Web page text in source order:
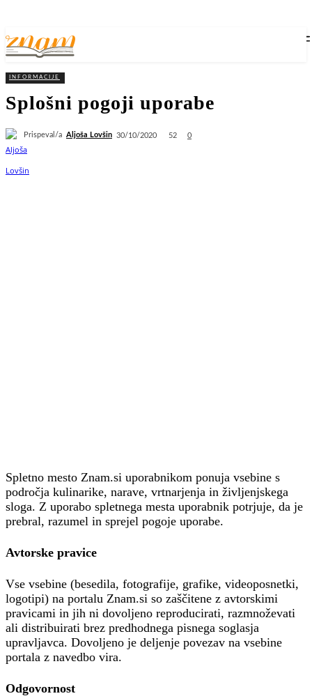
INFORMACIJE
Splošni pogoji uporabe
Prispeval/a Aljoša Lovšin 30/10/2020 52 0
Spletno mesto Znam.si uporabnikom ponuja vsebine s
področja kulinarike, narave, vrtnarjenja in življenjskega
sloga. Z uporabo spletnega mesta uporabnik potrjuje, da je
prebral, razumel in sprejel pogoje uporabe.
Avtorske pravice
Vse vsebine (besedila, fotografije, grafike, videoposnetki,
logotipi) na portalu Znam.si so zaščitene z avtorskimi
pravicami in jih ni dovoljeno reproducirati, razmnoževati
ali distribuirati brez predhodnega pisnega soglasja
upravljavca. Dovoljeno je deljenje povezav na vsebine
portala z navedbo vira.
Odgovornost